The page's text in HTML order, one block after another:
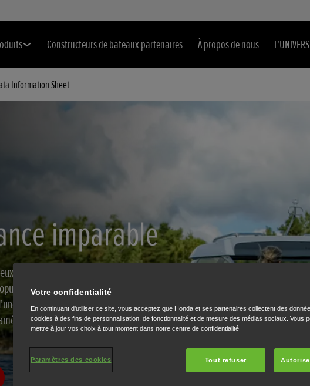
Constructeurs de bateaux partenaires À propos de nous
Information Sheet
imparable
avec les moteurs hors-bord BF80-
sur n'importe quelle voie
vitesse incroyable et d'une
vos escapades en bateau au
Votre confidentialité
En continuant d'utiliser ce site, vous acceptez que Honda et ses partenaires collectent des
cookies à des fins de personnalisation, de fonctionnalité et de mesure des médias sociaux. Vous
mettre à jour vos choix à tout moment dans notre centre de confidentialité
Tout refuser
Paramètres des cookies